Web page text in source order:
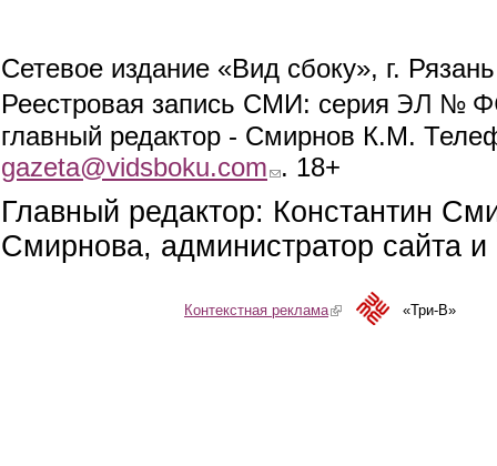
Сетевое издание «Вид сбоку», г.
Реестровая запись СМИ: серия ЭЛ №
главный редактор - Смирнов К.М.
gazeta@vidsboku.com (link sends e-mail)
. 18+
Главный редактор: Константин
Смирнова, администратор сайта
Контекстная реклама(link is external)«Три-В»